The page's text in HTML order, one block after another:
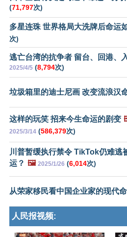
(71,797次)
多星连珠 世界格局大洗牌后命运
次)
逃亡台湾的抗争者 留台、回港
2025/4/5 (8,794次)
垃圾箱里的迪士尼画 改变流浪汉
这样的玩笑 招来今生命运的剧变
2025/3/14 (586,379次)
川普暂缓执行禁令 TikTok仍难逃
运？ 🖼️ 2025/1/26 (6,014次)
从荣家移民看中国企业家的现代
人民报视频: